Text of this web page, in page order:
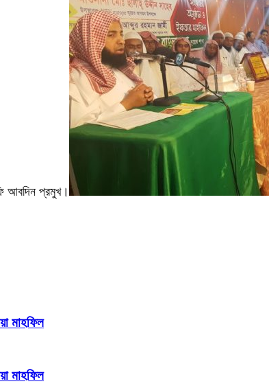
আবদিন প্রমুখ।
মাহফিল
মাহফিল